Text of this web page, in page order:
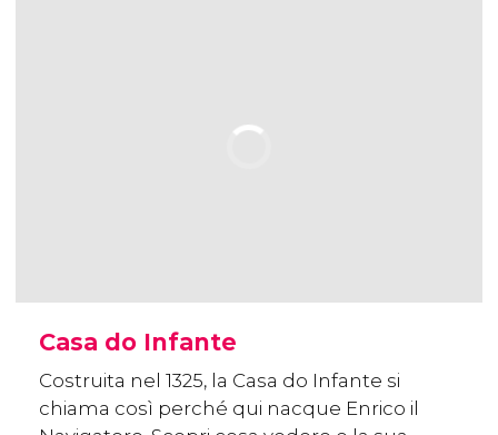
Casa do Infante
Costruita nel 1325, la Casa do Infante si
chiama così perché qui nacque Enrico il